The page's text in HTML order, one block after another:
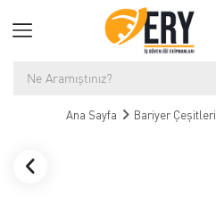
Ana Sayfa Bariyer Çeşitleri